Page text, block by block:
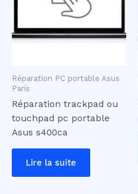
Réparation PC portable Asus
Paris
Réparation trackpad ou
touchpad pc portable
Asus s400ca
Lire la suite